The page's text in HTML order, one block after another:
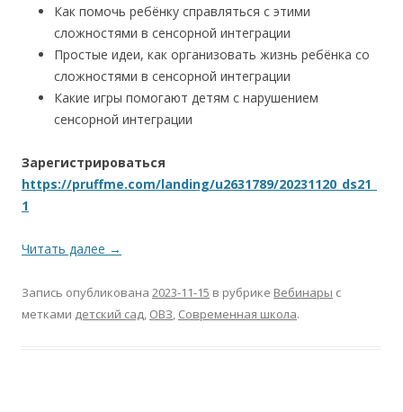
Как помочь ребёнку справляться с этими
сложностями в сенсорной интеграции
Простые идеи, как организовать жизнь ребёнка со
сложностями в сенсорной интеграции
Какие игры помогают детям с нарушением
сенсорной интеграции
Зарегистрироваться
https://pruffme.com/landing/u2631789/20231120_ds21_
1
Читать далее →
Запись опубликована 2023-11-15 в рубрике Вебинары с
метками детский сад, ОВЗ, Современная школа.